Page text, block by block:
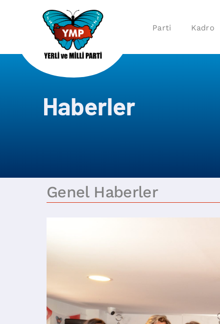
Parti Kadro
Haberler
Genel Haberler